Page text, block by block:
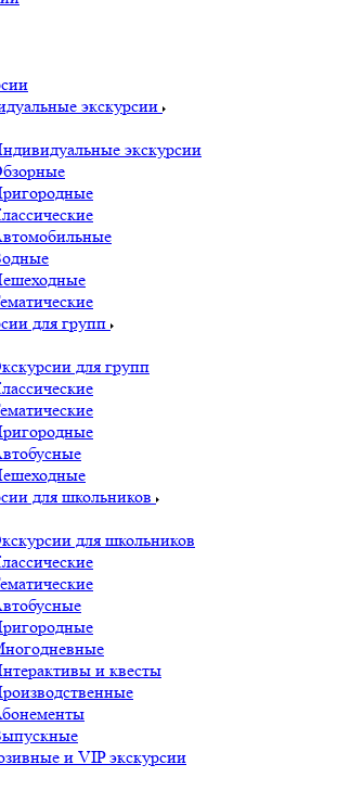
экскурсии
экскурсии
для групп
для групп
для школьников
для школьников
и квесты
и VIP экскурсии